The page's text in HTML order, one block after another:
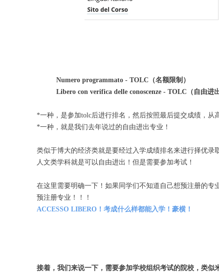
Numero programmato - TOLC（名额限制）
Libero con verifica delle conoscenze - TOLC（自由进
*一种，是参加tolc后进行排名，然后按照最后提交成绩，从
*一种，就是我们去年说过的自由进出专业！
类似于博大的经济类就是要经过入学成绩排名来进行择优录
人文类学科就是可以自由进出！但是需要参加考试！
在这里需要明确一下！如果同学们不知道自己想预注册的
预注册专业！！！
ACCESSO LIBERO！考成什么样都能入学！豪横！
接着，我们来说一下，需要参加学校组织考试的院校，类